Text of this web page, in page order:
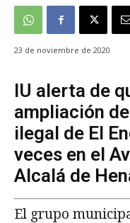
23 de noviembre de 2020
IU alerta de
ampliación
ilegal de El
veces en el
Alcalá de
El grupo